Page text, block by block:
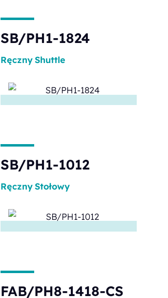
SB/PH1-1824
Ręczny Shuttle
SB/PH1-1012
Ręczny Stołowy
FAB/PH8-1418-CS